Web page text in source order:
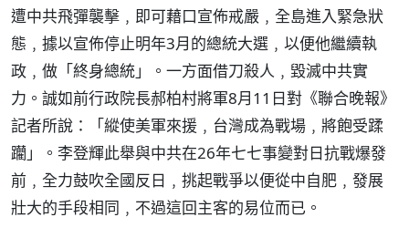
遭中共飛彈襲擊﹐即可藉口宣佈戒嚴﹐全島進入緊急狀
態﹐據以宣佈停止明年3月的總統大選﹐以便他繼續執
政﹐做「終身總統」。一方面借刀殺人﹐毀滅中共實
力。誠如前行政院長郝柏村將軍8月11日對《聯合晚報》
記者所說：「縱使美軍來援﹐台灣成為戰場﹐將飽受蹂
躪」。李登輝此舉與中共在26年七七事變對日抗戰爆發
前﹐全力鼓吹全國反日﹐挑起戰爭以便從中自肥﹐發展
壯大的手段相同﹐不過這回主客的易位而已。